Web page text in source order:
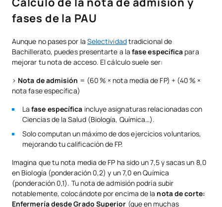
fases de la PAU
Aunque no pases por la Selectividadtradicional de
Bachillerato, puedes presentarte a lafase específica para
mejorar tu nota de acceso. El cálculo suele ser:
> Nota de admisión = (60 % × nota media de FP) + (40 % ×
nota fase específica)
Lafase específica incluye asignaturas relacionadas con
Ciencias de la Salud (Biología, Química…).
Solo computan un máximo de dos ejercicios voluntarios,
mejorando tu calificación de FP.
Imagina que tu nota media de FP ha sido un 7,5 y sacas un 8,0
en Biología (ponderación 0,2) y un 7,0 en Química
(ponderación 0,1). Tu nota de admisión podría subir
notablemente, colocándote por encima de la nota de corte:
Enfermería desde Grado Superior (que en muchas